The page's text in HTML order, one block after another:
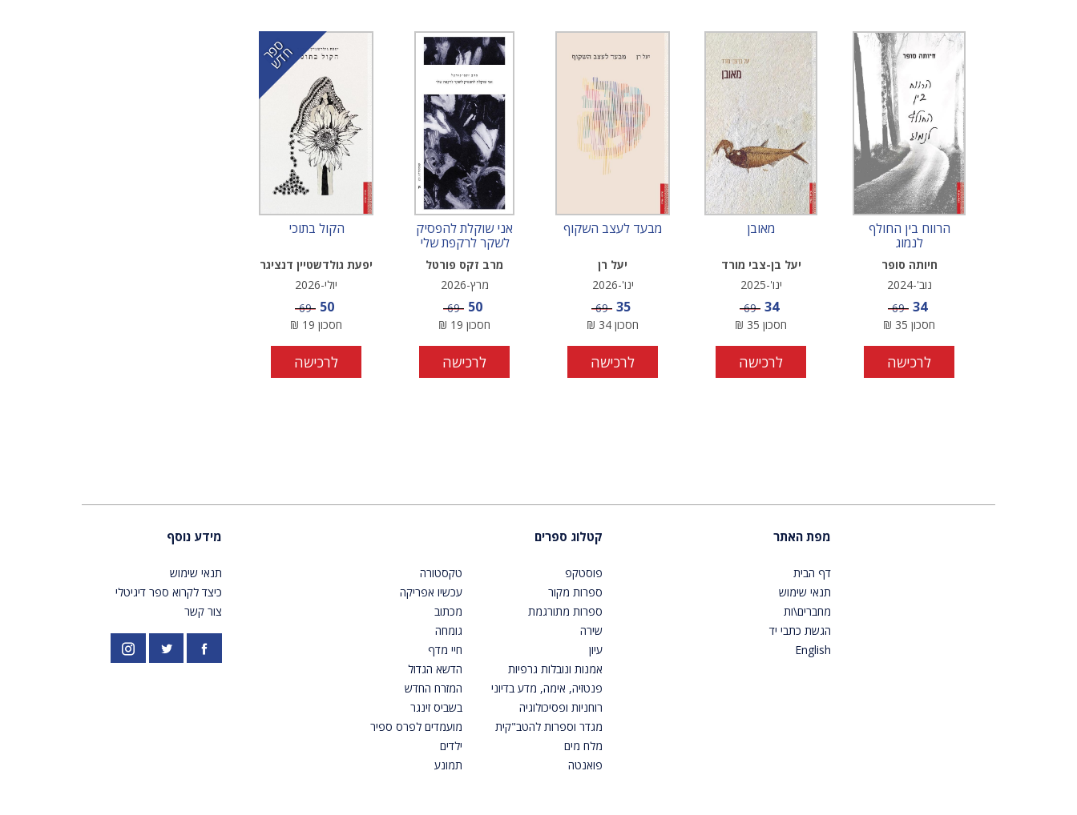
הרווח בין החולף
לנמוג
חיותה סופר
נוב'-2024
מחיר מבצע
34 מחיר
69
חסכון 35
₪
לרכישה
מאובן
יעל בן-צבי מורד
ינו'-2025
מחיר מבצע
34 מחיר
69
חסכון 35
₪
לרכישה
מבעד לעצב השקוף
יעל רן
ינו'-2026
מחיר מבצע
35 מחיר
69
חסכון 34
₪
לרכישה
אני שוקלת להפסיק
לשקר לרקפת שלי
מרב זקס פורטל
מרץ-2026
מחיר מבצע
50 מחיר
69
חסכון 19
₪
לרכישה
ס
פ
ר
ח
ד
ש
הקול בתוכי
יפעת גולדשטיין דנציגר
יולי-2026
מחיר מבצע
50 מחיר
69
חסכון 19
₪
לרכישה
מפת האתר
דף הבית
תנאי שימוש
מחברים\ות
הגשת כתבי יד
English
קטלוג ספרים
פוסטקפ
ספרות מקור
ספרות מתורגמת
שירה
עיון
אמנות ונובלות גרפיות
פנטזיה, אימה, מדע בדיוני
רוחניות ופסיכולוגיה
מגדר וספרות להטב"קית
מלח מים
פואנטה
טקסטורה
עכשיו אפריקה
מכתוב
גומחה
חיי מדף
הדשא הגדול
המזרח החדש
בשביס זינגר
מועמדים לפרס ספיר
ילדים
תמונע
מידע נוסף
תנאי שימוש
כיצד לקרוא ספר דיגיטלי
צור קשר
פייסבוק PardesPublish
אינסטגרם